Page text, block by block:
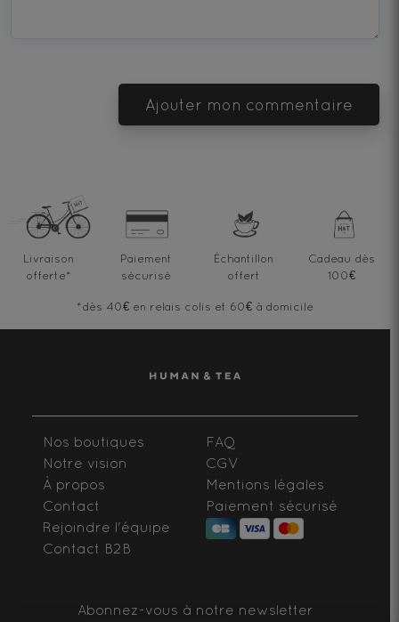
Ajouter mon commentaire
Livraison
offerte*
Paiement
sécurisé
Échantillon
offert
Cadeau dès
100€
*dès 40€ en relais colis et 60€ à domicile
Nos boutiques
Notre vision
À propos
Contact
Rejoindre l'équipe
Contact B2B
FAQ
CGV
Mentions légales
Paiement sécurisé
Abonnez-vous à notre newsletter